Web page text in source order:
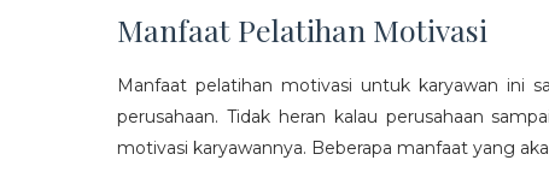
Manfaat Pelatihan Motivasi
Manfaat pelatihan motivasi untuk karyawan ini
perusahaan. Tidak heran kalau perusahaan
motivasi karyawannya. Beberapa manfaat yang